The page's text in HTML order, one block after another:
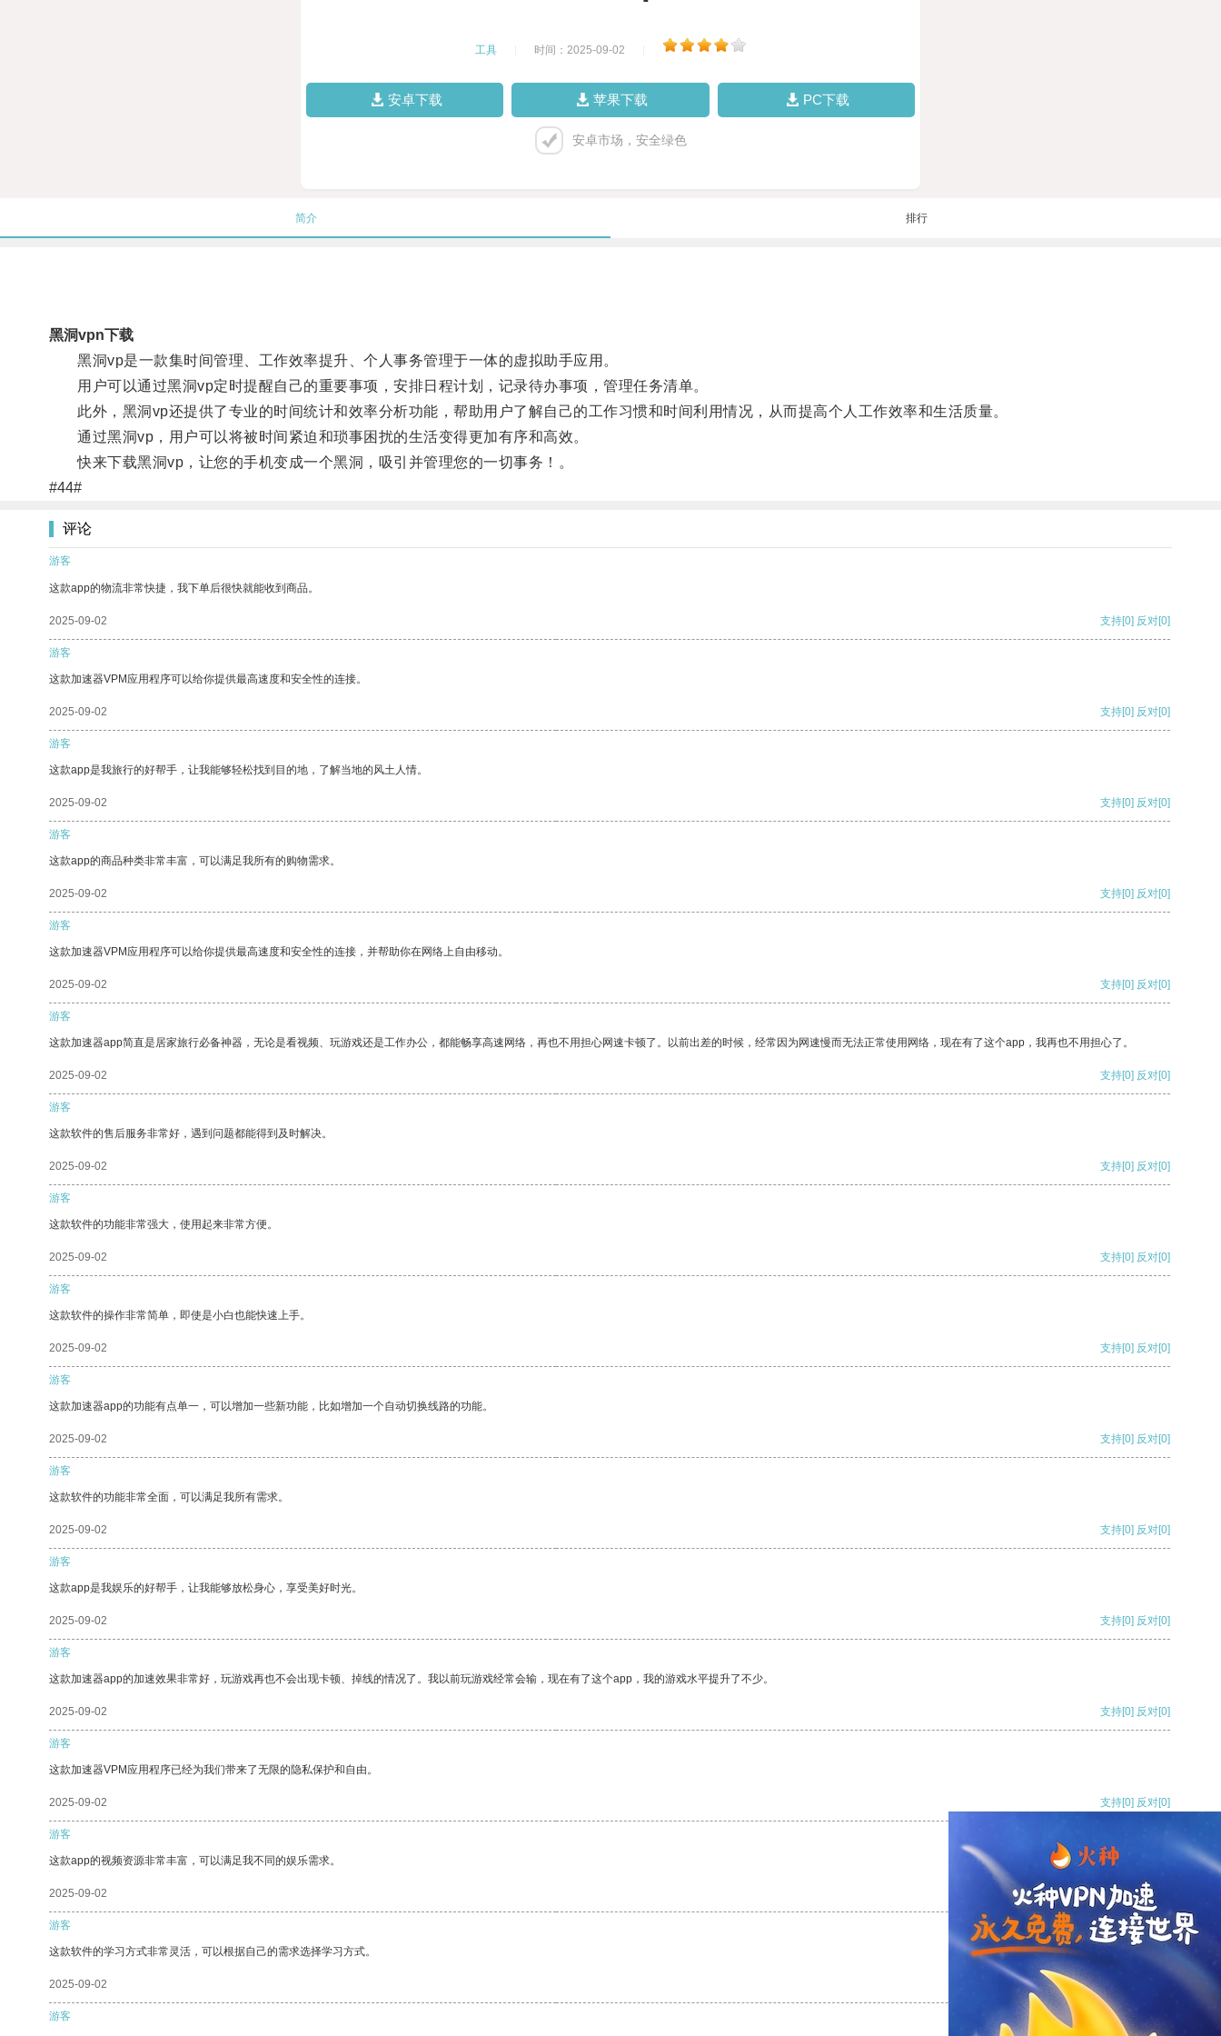
工具 时间：2025-09-02
安卓下载 苹果下载 PC下载
安卓市场，安全绿色
简介 排行
黑洞vpn下载
黑洞vp是一款集时间管理、工作效率提升、个人事务管理于一体的虚拟助手应用。
用户可以通过黑洞vp定时提醒自己的重要事项，安排日程计划，记录待办事项，管理任务清单。
此外，黑洞vp还提供了专业的时间统计和效率分析功能，帮助用户了解自己的工作习惯和时间利用情况，从而提高个人工作效率和生活质量。
通过黑洞vp，用户可以将被时间紧迫和琐事困扰的生活变得更加有序和高效。
快来下载黑洞vp，让您的手机变成一个黑洞，吸引并管理您的一切事务！。
#44#
评论
游客
这款app的物流非常快捷，我下单后很快就能收到商品。
2025-09-02 支持[0] 反对[0]
游客
这款加速器VPM应用程序可以给你提供最高速度和安全性的连接。
2025-09-02 支持[0] 反对[0]
游客
这款app是我旅行的好帮手，让我能够轻松找到目的地，了解当地的风土人情。
2025-09-02 支持[0] 反对[0]
游客
这款app的商品种类非常丰富，可以满足我所有的购物需求。
2025-09-02 支持[0] 反对[0]
游客
这款加速器VPM应用程序可以给你提供最高速度和安全性的连接，并帮助你在网络上自由移动。
2025-09-02 支持[0] 反对[0]
游客
这款加速器app简直是居家旅行必备神器，无论是看视频、玩游戏还是工作办公，都能畅享高速网络，再也不用担心网速卡顿了。以前出差的时候，经常因为网速慢而无法正常使用网络，现在有了这个app，我再也不用担心了。
2025-09-02 支持[0] 反对[0]
游客
这款软件的售后服务非常好，遇到问题都能得到及时解决。
2025-09-02 支持[0] 反对[0]
游客
这款软件的功能非常强大，使用起来非常方便。
2025-09-02 支持[0] 反对[0]
游客
这款软件的操作非常简单，即使是小白也能快速上手。
2025-09-02 支持[0] 反对[0]
游客
这款加速器app的功能有点单一，可以增加一些新功能，比如增加一个自动切换线路的功能。
2025-09-02 支持[0] 反对[0]
游客
这款软件的功能非常全面，可以满足我所有需求。
2025-09-02 支持[0] 反对[0]
游客
这款app是我娱乐的好帮手，让我能够放松身心，享受美好时光。
2025-09-02 支持[0] 反对[0]
游客
这款加速器app的加速效果非常好，玩游戏再也不会出现卡顿、掉线的情况了。我以前玩游戏经常会输，现在有了这个app，我的游戏水平提升了不少。
2025-09-02 支持[0] 反对[0]
游客
这款加速器VPM应用程序已经为我们带来了无限的隐私保护和自由。
2025-09-02 支持[0] 反对[0]
游客
这款app的视频资源非常丰富，可以满足我不同的娱乐需求。
2025-09-02 支持[0] 反对
游客
这款软件的学习方式非常灵活，可以根据自己的需求选择学习方式。
2025-09-02 支持
游客